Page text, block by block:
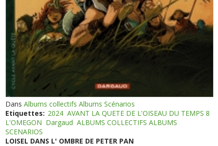
DansAlbums collectifs Albums Scénarios
Etiquettes: 2024 AVANT LA QUETE DE L'OISEAU DU TEMPS 8
L'OMEGON Dargaud ALBUMS COLLECTIFS ALBUMS
SCENARIOS
LOISEL DANS L' OMBRE DE PETER PAN